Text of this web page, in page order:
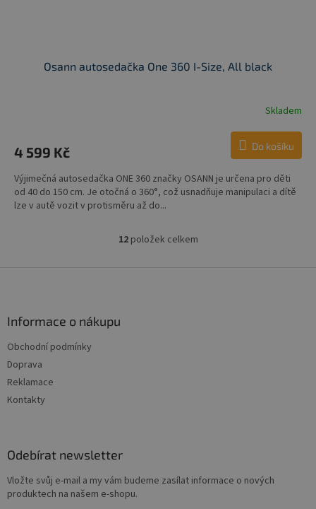
Osann autosedačka One 360 I-Size, All black
Skladem
4 599 Kč Do košíku
Výjimečná autosedačka ONE 360 značky OSANN je určena pro děti
od 40 do 150 cm. Je otočná o 360°, což usnadňuje manipulaci a dítě
lze v autě vozit v protisměru až do...
O
u
12položek celkem
Informace o nákupu
Obchodní podmínky
Doprava
Reklamace
Kontakty
Odebírat newsletter
Vložte svůj e-mail a my vám budeme zasílat informace o nových
produktech na našem e-shopu.